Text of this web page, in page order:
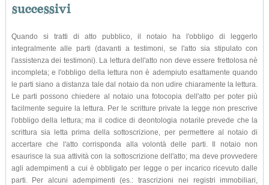
successivi
Quando si tratti di atto pubblico, il notaio ha l'obbligo di leggerlo
integralmente alle parti (davanti a testimoni, se l'atto sia stipulato con
l'assistenza dei testimoni). La lettura dell'atto non deve essere frettolosa nè
incompleta; e l'obbligo della lettura non è adempiuto esattamente quando
le parti siano a distanza tale dal notaio da non udire chiaramente la lettura.
Le parti possono chiedere al notaio una fotocopia dell'atto per poter più
facilmente seguire la lettura. Per le scritture private la legge non prescrive
l'obbligo della lettura; ma il codice di deontologia notarile prevede che la
scrittura sia letta prima della sottoscrizione, per permettere al notaio di
accertare che l'atto corrisponda alla volontà delle parti. Il notaio non
esaurisce la sua attività con la sottoscrizione dell'atto; ma deve provvedere
agli adempimenti a cui è obbligato per legge o per incarico ricevuto dalle
parti. Per alcuni adempimenti (es.: trascrizioni nei registri immobiliari,